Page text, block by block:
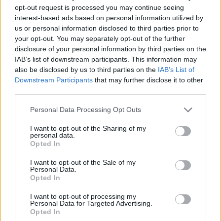
opt-out request is processed you may continue seeing
interest-based ads based on personal information utilized by
us or personal information disclosed to third parties prior to
your opt-out. You may separately opt-out of the further
disclosure of your personal information by third parties on the
IAB’s list of downstream participants. This information may
also be disclosed by us to third parties on the IAB’s List of
Downstream Participants that may further disclose it to other
Please note that this website/app uses one or more Google
not limited to your visit or usage behaviour. You may click to
grant or deny consent to Google and its third-party tags to
use your data for below specified purposes in below Google
consent section.
Personal Data Processing Opt Outs
I want to opt-out of the Sharing of my
personal data.
Opted In
I want to opt-out of the Sale of my
Personal Data.
Opted In
I want to opt-out of processing my
Personal Data for Targeted Advertising.
Opted In
siano stati ulteriori feriti, sottolineando che gli attacchi alle
istituzioni democratiche e alla libertà di stampa devono essere
respinti con fermezza.
Il Primo Ministro italiano Giorgia Meloni ha espresso “piena
solidarietà” a Trump, sottolineando che non si deve
permettere all’odio politico di avvelenare il discorso
democratico.
democrazia. Sentimenti simili sono stati ripresi da Ursula von
der Leyen e António Costa, che hanno entrambi condannato
l’incidente e si sono rallegrati che i partecipanti siano rimasti
Sulla scia dell’incidente, i preparativi di sicurezza per
l’imminente visita a Washington del Re Carlo III e della
servizi di sicurezza britannici e statunitensi stanno lavorando a
stretto contatto per garantire che la visita si svolga in